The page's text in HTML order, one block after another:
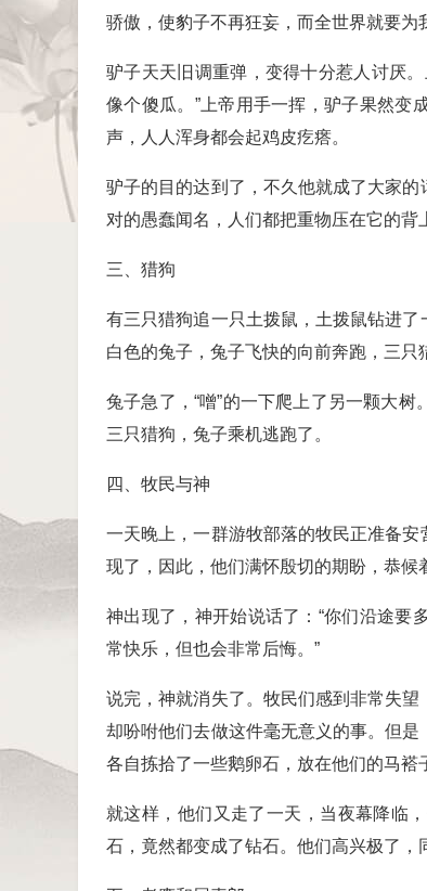
骄傲，使豹子不再狂妄，而全世界就要为
驴子天天旧调重弹，变得十分惹人讨厌
像个傻瓜。”上帝用手一挥，驴子果然变
声，人人浑身都会起鸡皮疙瘩。
驴子的目的达到了，不久他就成了大家
对的愚蠢闻名，人们都把重物压在它的背
三、猎狗
有三只猎狗追一只土拨鼠，土拨鼠钻进
白色的兔子，兔子飞快的向前奔跑，三只
兔子急了，“噌”的一下爬上了另一颗大
三只猎狗，兔子乘机逃跑了。
四、牧民与神
一天晚上，一群游牧部落的牧民正准备
现了，因此，他们满怀殷切的期盼，恭候
神出现了，神开始说话了：“你们沿途要
常快乐，但也会非常后悔。”
说完，神就消失了。牧民们感到非常失
却吩咐他们去做这件毫无意义的事。但
各自拣拾了一些鹅卵石，放在他们的马褡
就这样，他们又走了一天，当夜幕降临
石，竟然都变成了钻石。他们高兴极了，